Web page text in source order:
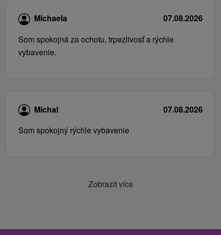
Michaela
07.08.2026
Som spokojná za ochotu, trpezlivosť a rýchle
vybavenie.
Michal
07.08.2026
Som spokojný rýchle vybavenie
Zobrazit více